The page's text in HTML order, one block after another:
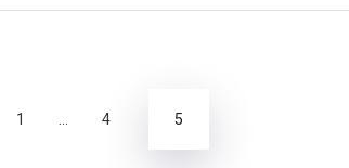
1 4 5